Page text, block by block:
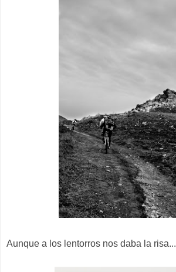
Aunque a los lentorros nos daba la risa...